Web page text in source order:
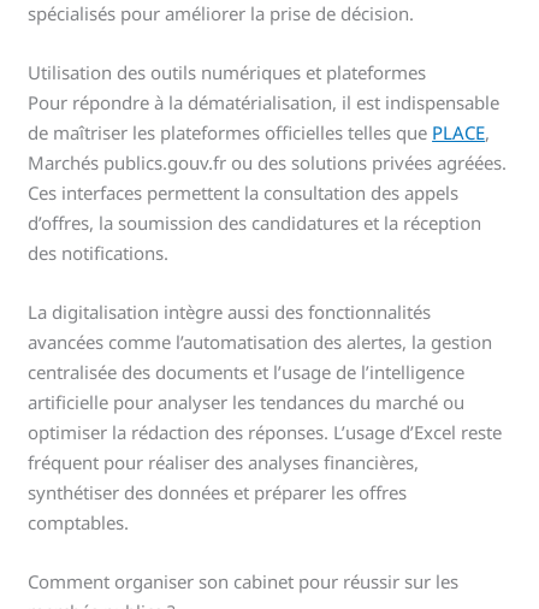
spécialisés pour améliorer la prise de décision.
Utilisation des outils numériques et plateformes
Pour répondre à la dématérialisation, il est indispensable
de maîtriser les plateformes officielles telles que PLACE,
Marchés publics.gouv.fr ou des solutions privées agréées.
Ces interfaces permettent la consultation des appels
d’offres, la soumission des candidatures et la réception
des notifications.
La digitalisation intègre aussi des fonctionnalités
avancées comme l’automatisation des alertes, la gestion
centralisée des documents et l’usage de l’intelligence
artificielle pour analyser les tendances du marché ou
optimiser la rédaction des réponses. L’usage d’Excel reste
fréquent pour réaliser des analyses financières,
synthétiser des données et préparer les offres
comptables.
Comment organiser son cabinet pour réussir sur les